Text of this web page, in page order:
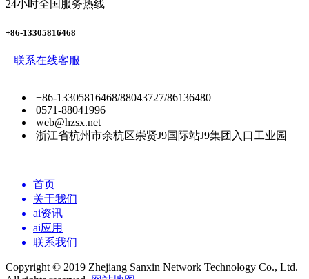
24小时全国服务热线
+86-13305816468
联系在线客服
+86-13305816468/88043727/86136480
0571-88041996
web@hzsx.net
浙江省杭州市余杭区崇贤J9国际站J9集团入口工业园
首页
关于我们
ai资讯
ai应用
联系我们
Copyright © 2019 Zhejiang Sanxin Network Technology Co., Ltd.